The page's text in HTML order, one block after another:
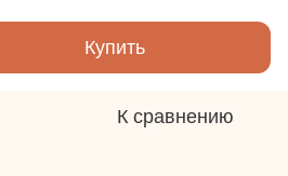
Купить
К сравнению